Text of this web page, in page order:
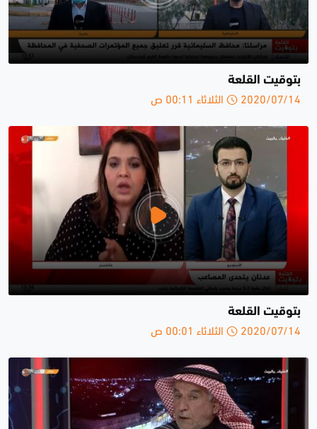
بتوقيت القلعة
2020/07/14 الثلاثاء 00:11 ص
بتوقيت القلعة
2020/07/14 الثلاثاء 00:01 ص